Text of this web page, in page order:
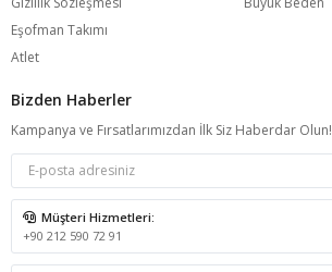
Eşofman Takımı
Atlet
Bizden Haberler
Kampanya ve Fırsatlarımızdan İlk Siz Haberdar Olun!
Müşteri Hizmetleri:
+90 212 590 72 91